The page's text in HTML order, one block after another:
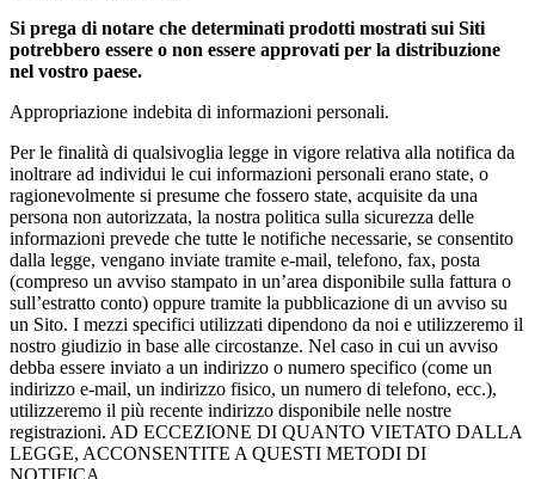
Si prega di notare che determinati prodotti mostrati sui Siti
potrebbero essere o non essere approvati per la distribuzione
nel vostro paese.
Appropriazione indebita di informazioni personali.
Per le finalità di qualsivoglia legge in vigore relativa alla notifica da
inoltrare ad individui le cui informazioni personali erano state, o
ragionevolmente si presume che fossero state, acquisite da una
persona non autorizzata, la nostra politica sulla sicurezza delle
informazioni prevede che tutte le notifiche necessarie, se consentito
dalla legge, vengano inviate tramite e-mail, telefono, fax, posta
(compreso un avviso stampato in un’area disponibile sulla fattura o
sull’estratto conto) oppure tramite la pubblicazione di un avviso su
un Sito. I mezzi specifici utilizzati dipendono da noi e utilizzeremo il
nostro giudizio in base alle circostanze. Nel caso in cui un avviso
debba essere inviato a un indirizzo o numero specifico (come un
indirizzo e-mail, un indirizzo fisico, un numero di telefono, ecc.),
utilizzeremo il più recente indirizzo disponibile nelle nostre
registrazioni. AD ECCEZIONE DI QUANTO VIETATO DALLA
LEGGE, ACCONSENTITE A QUESTI METODI DI